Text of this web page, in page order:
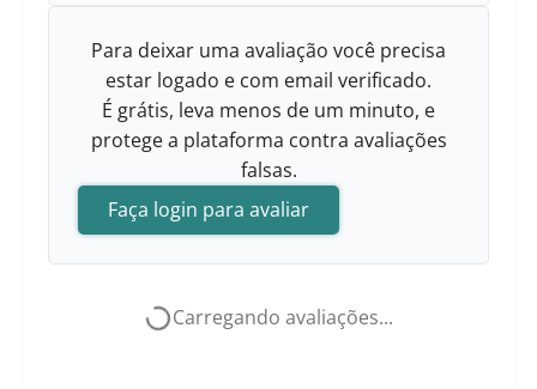
Para deixar uma avaliação você precisa
estar logado e com email verificado.
É grátis, leva menos de um minuto, e
protege a plataforma contra avaliações
falsas.
Faça login para avaliar
Carregando avaliações...